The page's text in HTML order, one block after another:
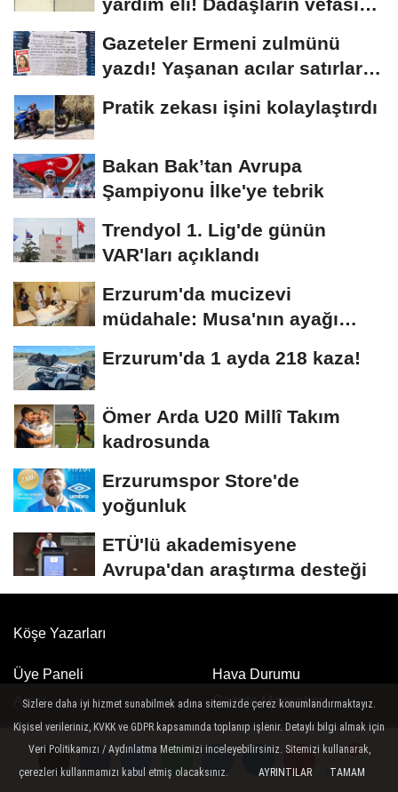
Yorumlar
Yorumlar
Gazeteler Ermeni zulmünü
yazdı! Yaşanan acılar satırlara
Pratik zekası işini kolaylaştırdı
Bakan Bak’tan Avrupa
Şampiyonu İlke'ye tebrik
Trendyol 1. Lig'de günün
VAR'ları açıklandı
Erzurum'da mucizevi
müdahale: Musa'nın ayağı
Erzurum'da 1 ayda 218 kaza!
Ömer Arda U20 Millî Takım
kadrosunda
Erzurumspor Store'de
yoğunluk
ETÜ'lü akademisyene
Avrupa'dan araştırma desteği
Köşe Yazarları
Üye Paneli
Arşiv
Gazete Arşivi
Karikatürler
Hava Durumu
Gazete Manşetleri
Nöbetci Eczaneler
Namaz Vakitleri
Sizlere daha iyi hizmet sunabilmek adına sitemizde çerez konumlandırmaktayız.
Kişisel verileriniz, KVKK ve GDPR kapsamında toplanıp işlenir. Detaylı bilgi almak için
Veri Politikamızı / Aydınlatma Metnimizi inceleyebilirsiniz. Sitemizi kullanarak,
çerezleri kullanmamızı kabul etmiş olacaksınız.
AYRINTILAR TAMAM